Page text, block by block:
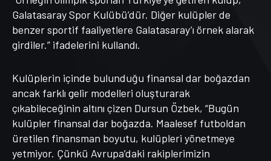
Galatasaray Spor Kulübü’dür. Diğer kulüpler de
benzer sportif faaliyetlere Galatasaray’ı örnek alarak
girdiler.” ifadelerini kullandı.
Kulüplerin içinde bulunduğu finansal dar boğazdan
ancak farklı gelir modelleri oluşturarak
çıkabileceğinin altını çizen Dursun Özbek, “Bugün
kulüpler finansal dar boğazda. Maalesef futboldan
üretilen finansman boyutu, kulüpleri yönetmeye
yetmiyor. Çünkü Avrupa’daki rakiplerimizin